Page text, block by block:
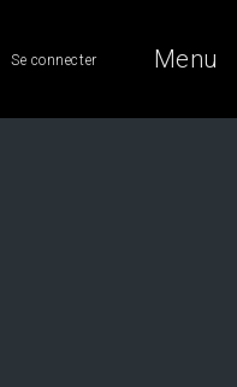
Se connecter Menu